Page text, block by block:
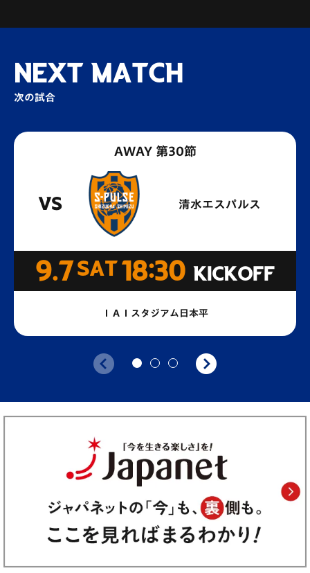
NEXT MATCH
次の試合
AWAY 第30節
VS 清水エスパルス
9.7 SAT 18:30 KICKOFF
ＩＡＩスタジアム日本平